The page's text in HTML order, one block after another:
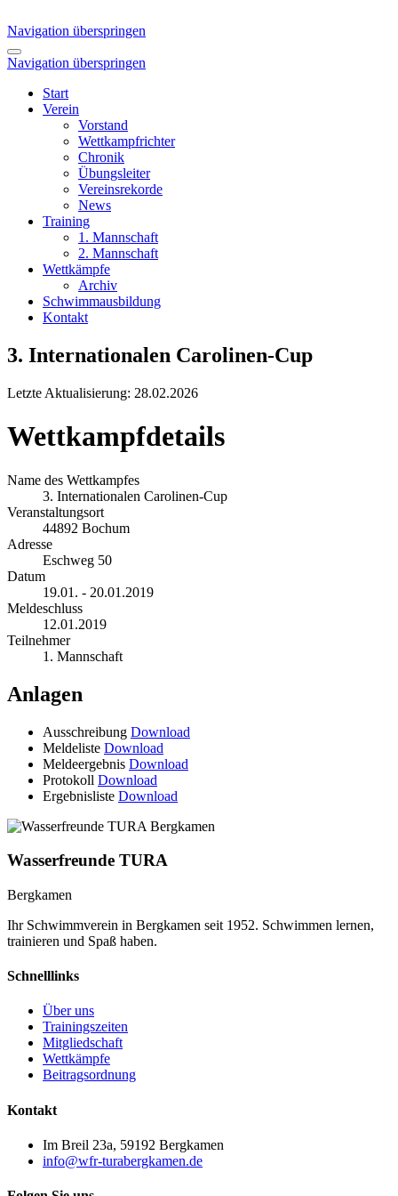
Navigation überspringen
Navigation überspringen
Start
Verein
Vorstand
Wettkampfrichter
Chronik
Übungsleiter
Vereinsrekorde
News
Training
1. Mannschaft
2. Mannschaft
Wettkämpfe
Archiv
Schwimmausbildung
Kontakt
3. Internationalen Carolinen-Cup
Letzte Aktualisierung: 28.02.2026
Wettkampfdetails
Name des Wettkampfes
3. Internationalen Carolinen-Cup
Veranstaltungsort
44892 Bochum
Adresse
Eschweg 50
Datum
19.01. - 20.01.2019
Meldeschluss
12.01.2019
Teilnehmer
1. Mannschaft
Anlagen
Ausschreibung Download
Meldeliste Download
Meldeergebnis Download
Protokoll Download
Ergebnisliste Download
Wasserfreunde TURA
Bergkamen
Ihr Schwimmverein in Bergkamen seit 1952. Schwimmen lernen,
trainieren und Spaß haben.
Schnelllinks
Über uns
Trainingszeiten
Mitgliedschaft
Wettkämpfe
Beitragsordnung
Kontakt
Im Breil 23a, 59192 Bergkamen
info@wfr-turabergkamen.de